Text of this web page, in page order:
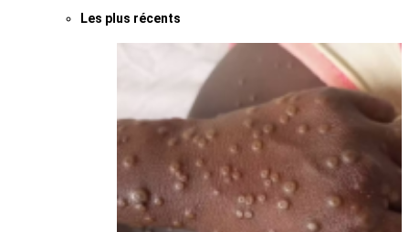
Les plus récents